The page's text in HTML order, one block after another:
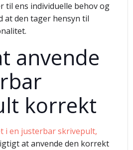
til ens individuelle behov og
at den tager hensyn til
anvende
korrekt
i en justerbar skrivepult,
at anvende den korrekt